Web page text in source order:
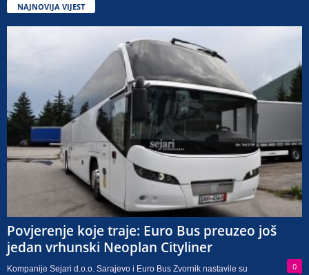
NAJNOVIJA VIJEST
Povjerenje koje traje: Euro Bus preuzeo još
jedan vrhunski Neoplan Cityliner
0
Kompanije Sejari d.o.o. Sarajevo i Euro Bus Zvornik nastavile su